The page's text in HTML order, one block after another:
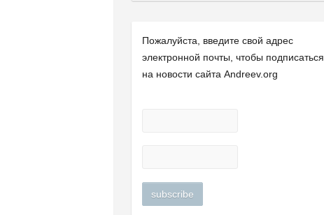
Пожалуйста, введите свой ​​адрес
электронной почты, чтобы подписаться
на новости сайта Andreev.org